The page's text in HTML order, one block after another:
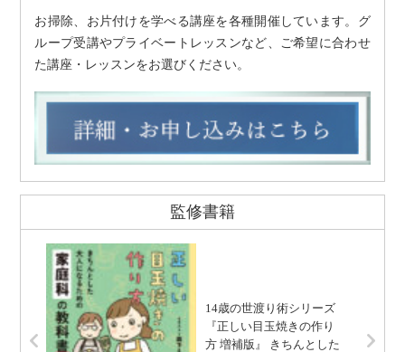
お掃除、お片付けを学べる講座を各種開催しています。グ
ループ受講やプライベートレッスンなど、ご希望に合わせ
た講座・レッスンをお選びください。
監修書籍
14歳の世渡り術シリーズ
『正しい目玉焼きの作り
方 増補版』 きちんとした